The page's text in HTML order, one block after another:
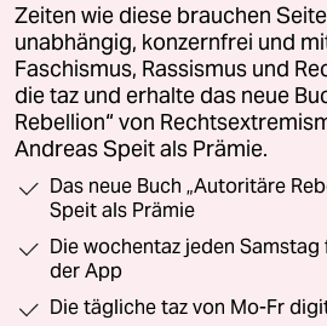
Zeiten wie diese brauchen
unabhängig, konzernfrei und
Faschismus, Rassismus und
die taz und erhalte das neue
Rebellion“ von
Andreas Speit als Prämie.
Das neue Buch „Autoritäre
Speit als Prämie
Die wochentaz jeden
der App
Die tägliche taz von Mo-Fr